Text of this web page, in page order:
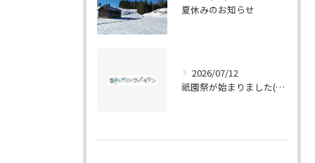
夏休みのお知らせ
2026/07/12
祇園祭が始まりました(^^♪